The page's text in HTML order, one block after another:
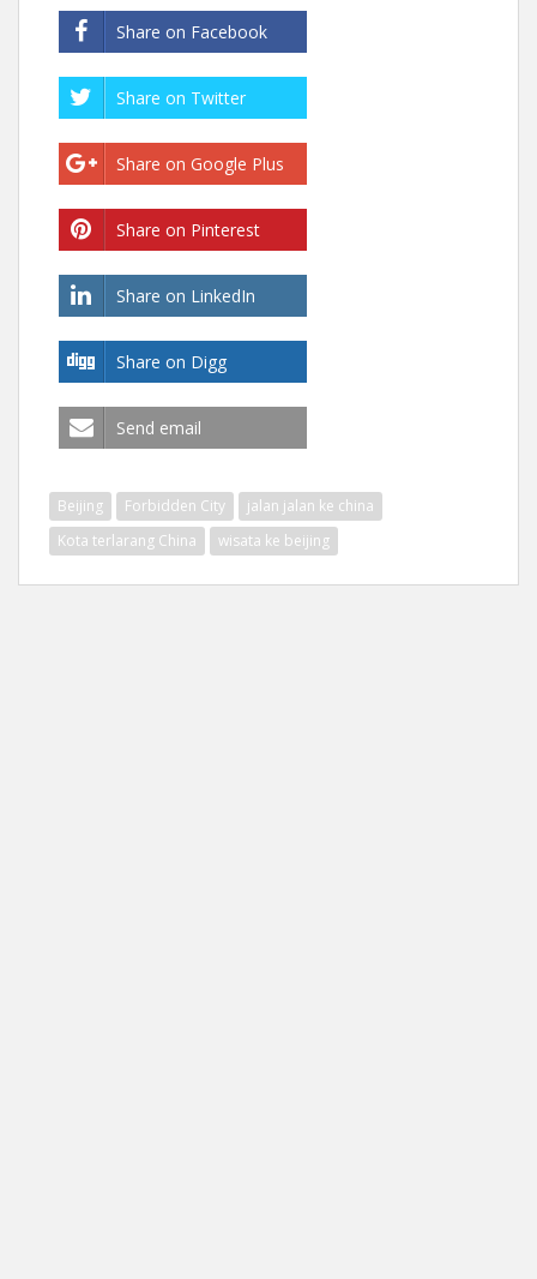
Share on Facebook
Share on Twitter
Share on Google Plus
Share on Pinterest
Share on LinkedIn
Share on Digg
Send email
Beijing Forbidden City
jalan jalan ke china
Kota terlarang China
wisata ke beijing